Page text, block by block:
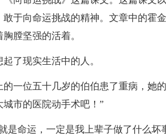
于向命运挑战的精神。文章中的霍
膛坚强的活着。
了现实生活中的人。
的一位五十几岁的伯伯患了重病，她
市的医院动手术吧！”
是命运，一定是我上辈子做了什么